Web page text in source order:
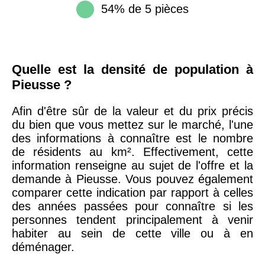
54% de 5 pièces
Quelle est la densité de population à
Pieusse ?
Afin d'être sûr de la valeur et du prix précis
du bien que vous mettez sur le marché, l'une
des informations à connaître est le nombre
de résidents au km². Effectivement, cette
information renseigne au sujet de l'offre et la
demande à Pieusse. Vous pouvez également
comparer cette indication par rapport à celles
des années passées pour connaître si les
personnes tendent principalement à venir
habiter au sein de cette ville ou à en
déménager.